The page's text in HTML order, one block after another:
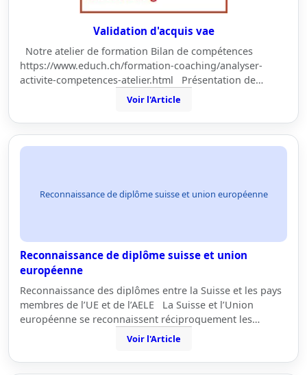
Validation d'acquis vae
Notre atelier de formation Bilan de compétences
https://www.educh.ch/formation-coaching/analyser-
activite-competences-atelier.html Présentation de…
Voir l'Article
Reconnaissance de diplôme suisse et union européenne
Reconnaissance de diplôme suisse et union
européenne
Reconnaissance des diplômes entre la Suisse et les pays
membres de l’UE et de l’AELE La Suisse et l’Union
européenne se reconnaissent réciproquement les…
Voir l'Article